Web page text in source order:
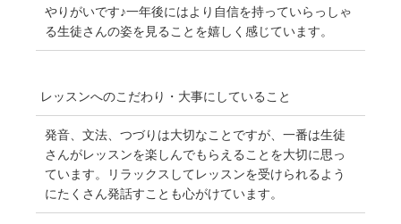
やりがいです♪一年後にはより自信を持っていらっしゃ
る生徒さんの姿を見ることを嬉しく感じています。
レッスンへのこだわり・ 大事にしていること
発音、文法、つづりは大切なことですが、一番は生徒
さんがレッスンを楽しんでもらえることを大切に思っ
ています。リラックスしてレッスンを受けられるよう
にたくさん発話すことも心がけています。